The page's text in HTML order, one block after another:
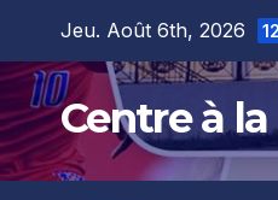
content
content
Jeu. Août 6th, 2026
Centre à la